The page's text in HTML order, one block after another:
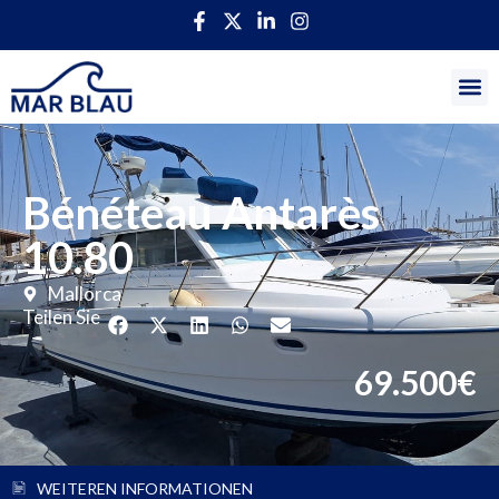
Bénéteau Antarès
10.80
Mallorca
Teilen Sie
69.500€
WEITEREN INFORMATIONEN